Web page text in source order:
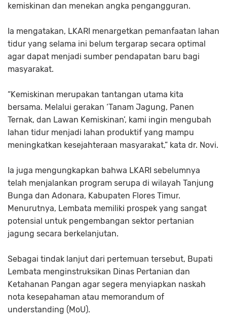
kemiskinan dan menekan angka pengangguran.
Ia mengatakan, LKARI menargetkan pemanfaatan lahan
tidur yang selama ini belum tergarap secara optimal
agar dapat menjadi sumber pendapatan baru bagi
masyarakat.
“Kemiskinan merupakan tantangan utama kita
bersama. Melalui gerakan ‘Tanam Jagung, Panen
Ternak, dan Lawan Kemiskinan’, kami ingin mengubah
lahan tidur menjadi lahan produktif yang mampu
meningkatkan kesejahteraan masyarakat,” kata dr. Novi.
Ia juga mengungkapkan bahwa LKARI sebelumnya
telah menjalankan program serupa di wilayah Tanjung
Bunga dan Adonara, Kabupaten Flores Timur.
Menurutnya, Lembata memiliki prospek yang sangat
potensial untuk pengembangan sektor pertanian
jagung secara berkelanjutan.
Sebagai tindak lanjut dari pertemuan tersebut, Bupati
Lembata menginstruksikan Dinas Pertanian dan
Ketahanan Pangan agar segera menyiapkan naskah
nota kesepahaman atau memorandum of
understanding (MoU).